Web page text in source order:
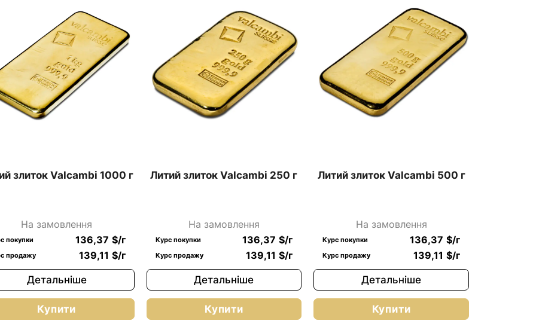
злиток Valcambi 1000 г
На замовлення
покупки 136,37 $/г
продажу 139,11 $/г
Детальніше
Купити
Литий злиток Valcambi 250 г
На замовлення
Курс покупки 136,37 $/г
Курс продажу 139,11 $/г
Детальніше
Купити
Литий злиток Valcambi 500 г
На замовлення
Курс покупки 136,37 $/г
Курс продажу 139,11 $/г
Детальніше
Купити